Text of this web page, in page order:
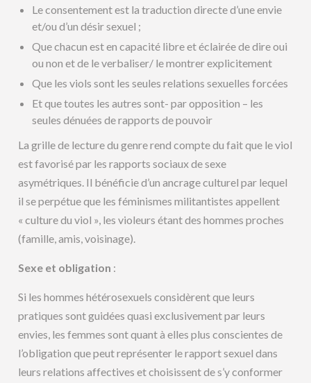
Le consentement est la traduction directe d’une envie
et/ou d’un désir sexuel ;
Que chacun est en capacité libre et éclairée de dire oui
ou non et de le verbaliser/ le montrer explicitement
Que les viols sont les seules relations sexuelles forcées
Et que toutes les autres sont- par opposition – les
seules dénuées de rapports de pouvoir
La grille de lecture du genre rend compte du fait que le viol
est favorisé par les rapports sociaux de sexe
asymétriques. Il bénéficie d’un ancrage culturel par lequel
il se perpétue que les féminismes militantistes appellent
« culture du viol », les violeurs étant des hommes proches
(famille, amis, voisinage).
Sexe et obligation :
Si les hommes hétérosexuels considèrent que leurs
pratiques sont guidées quasi exclusivement par leurs
envies, les femmes sont quant à elles plus conscientes de
l’obligation que peut représenter le rapport sexuel dans
leurs relations affectives et choisissent de s’y conformer